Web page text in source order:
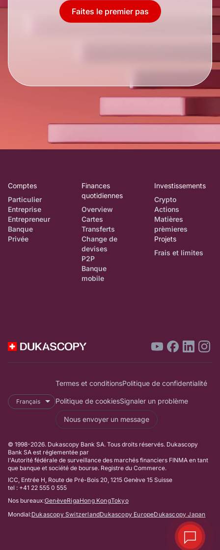
Faites le premier pas
Comptes
Particulier
Entreprise
Entrepreneur
Banque
Privée
Finances
quotidiennes
Overview
Cartes
Transferts
Change de
devises
P2P
Banque
mobile
Investissements
Crypto
Actions
Matières
prèmieres
Projets
Frais et limites
Français
Termes et conditionsPolitique de confidentialité
Politique de cookiesSignaler un problème
Nous envoyer un message
© 1998-2026. Dukascopy Bank SA. Tous droits réservés. Dukascopy
Bank SA est réglementée par
l'Autorité fédérale de surveillance des marchés financiers FINMA en tant
que banque et société de bourse. Registre du Commerce.
ICC, Entrée H, Route de Pré-Bois 20, 1215 Genève 15 Suisse
tel : +41 22 555 0 555
Nos bureaux:GenèveRigaHong KongTokyo
Mondial:Dukascopy SwitzerlandDukascopy EuropeDukascopy Japan